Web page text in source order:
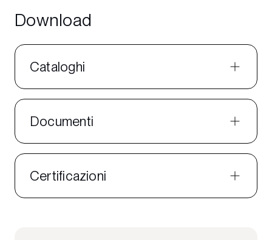
Download
Cataloghi
Documenti
Certificazioni